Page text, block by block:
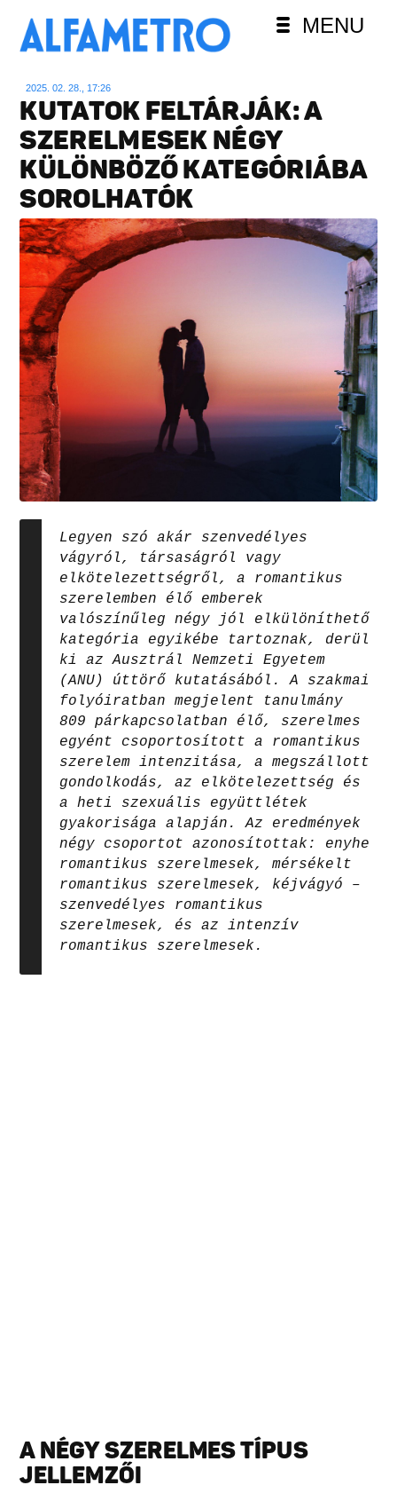
MENU
2025. 02. 28., 17:26
KUTATOK FELTÁRJÁK: A
SZERELMESEK NÉGY
KÜLÖNBÖZŐ KATEGÓRIÁBA
SOROLHATÓK
Legyen szó akár szenvedélyes
vágyról, társaságról vagy
elkötelezettségről, a romantikus
szerelemben élő emberek
valószínűleg négy jól elkülöníthető
kategória egyikébe tartoznak, derül
ki az Ausztrál Nemzeti Egyetem
(ANU) úttörő kutatásából. A szakmai
folyóiratban megjelent tanulmány
809 párkapcsolatban élő, szerelmes
egyént csoportosított a romantikus
szerelem intenzitása, a megszállott
gondolkodás, az elkötelezettség és
a heti szexuális együttlétek
gyakorisága alapján. Az eredmények
négy csoportot azonosítottak: enyhe
romantikus szerelmesek, mérsékelt
romantikus szerelmesek, kéjvágyó –
szenvedélyes romantikus
szerelmesek, és az intenzív
romantikus szerelmesek.
A NÉGY SZERELMES TÍPUS
JELLEMZŐI